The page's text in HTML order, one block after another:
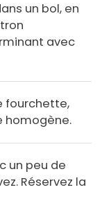
un bol, en
avec
fourchette,
homogène.
un peu de
Réservez la